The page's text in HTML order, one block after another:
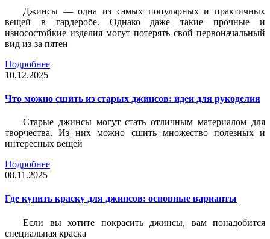
Джинсы — одна из самых популярных и практичных
вещей в гардеробе. Однако даже такие прочные и
износостойкие изделия могут потерять свой первоначальный
вид из-за пятен
Подробнее
10.12.2025
Что можно сшить из старых джинсов: идеи для рукоделия
Старые джинсы могут стать отличным материалом для
творчества. Из них можно сшить множество полезных и
интересных вещей
Подробнее
08.11.2025
Где купить краску для джинсов: основные варианты
Если вы хотите покрасить джинсы, вам понадобится
специальная краска